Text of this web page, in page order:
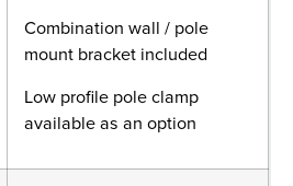
Combination wall / pole
mount bracket included
Low profile pole clamp
available as an option